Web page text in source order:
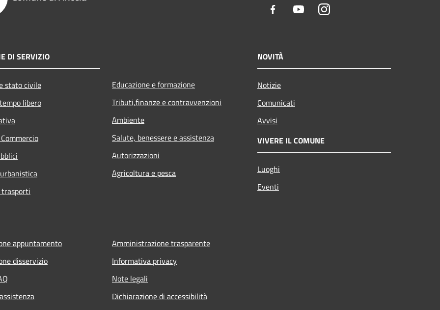
Facebook YoutubeInstagram
DI SERVIZIO
stato civile
libero
Educazione e formazione
Tributi,finanze e contravvenzioni
Ambiente
Salute, benessere e assistenza
Autorizzazioni
Agricoltura e pesca
NOVITÀ
Notizie
Comunicati
Avvisi
VIVERE IL COMUNE
Luoghi
Eventi
appuntamento
disservizio
Amministrazione trasparente
Informativa privacy
Note legali
Dichiarazione di accessibilità